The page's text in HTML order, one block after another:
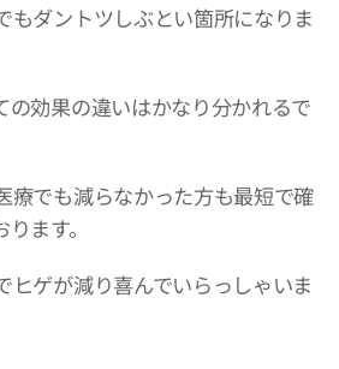
もダントツしぶとい箇所になりま
の効果の違いはかなり分かれるで
療でも減らなかった方も最短で確
ます。
ヒゲが減り喜んでいらっしゃいま